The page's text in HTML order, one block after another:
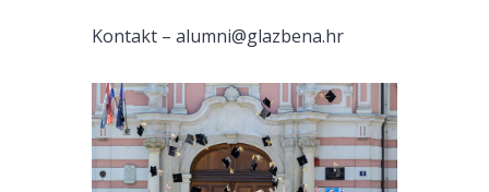
Kontakt – alumni@glazbena.hr